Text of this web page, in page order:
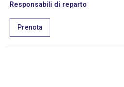
Responsabili di reparto
Prenota